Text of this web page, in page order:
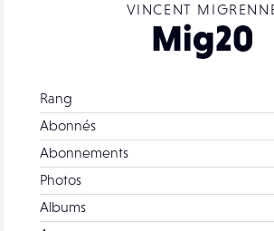
VINCENT
Mig20
Rang
Abonnés
Abonnements
Photos
Albums